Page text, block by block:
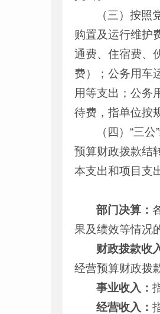
（三）按
购置及运行维护
通费、住宿费、
费）；公务用车
用等支出；公务
待费，指单位按
（四）“三
预算财政拨款结
本支出和项目支
部门决算：
果及绩效等情况
财政拨款收
经营预算财政拨
事业收入：
经营收入：